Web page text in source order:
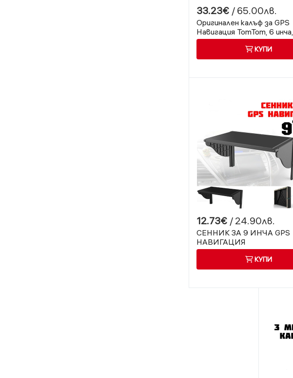
33.23€ / 65.00лв.
Оригинален калъф за GPS
Навигация TomTom, 6 инча,
Текстил, Тъмно сив
КУПИ
12.73€ / 24.90лв.
СЕННИК ЗА 9 ИНЧА GPS
НАВИГАЦИЯ
КУПИ